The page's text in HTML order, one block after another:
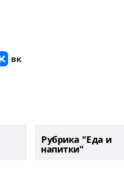
Рубрика "Еда и
напитки"